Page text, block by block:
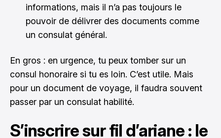
informations, mais il n’a pas toujours le
pouvoir de délivrer des documents comme
un consulat général.
En gros : en urgence, tu peux tomber sur un
consul honoraire si tu es loin. C’est utile. Mais
pour un document de voyage, il faudra souvent
passer par un consulat habilité.
S’inscrire sur fil d’ariane : le